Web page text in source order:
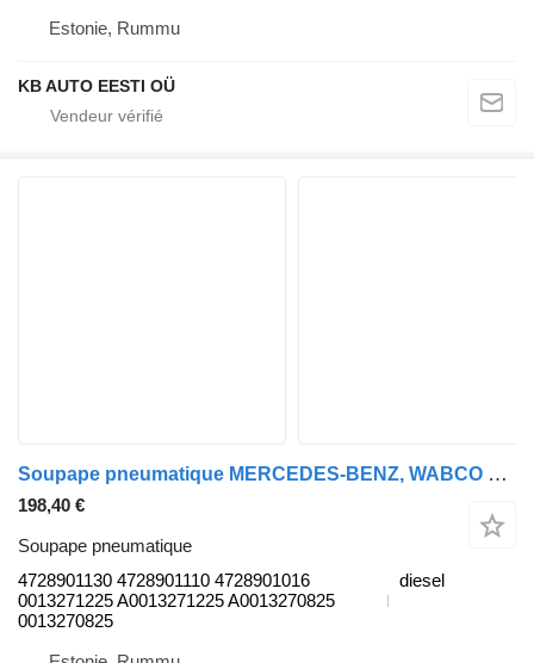
Estonie, Rummu
KB AUTO EESTI OÜ
Soupape pneumatique MERCEDES-BENZ, WABCO 4728901130 pour camion Mercedes-Benz Antos, Arocs, Actros MP4 (2012-)
198,40 €
Soupape pneumatique
4728901130 4728901110 4728901016
0013271225 A0013271225 A0013270825
0013270825
diesel